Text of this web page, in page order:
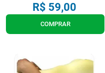
R$ 59,00
COMPRAR